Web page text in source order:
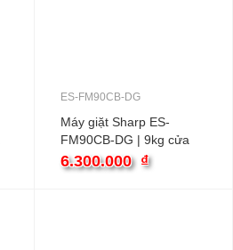
ES-FM90CB-DG
Máy giặt Sharp ES-
FM90CB-DG | 9kg cửa
ngang
6.300.000 ₫